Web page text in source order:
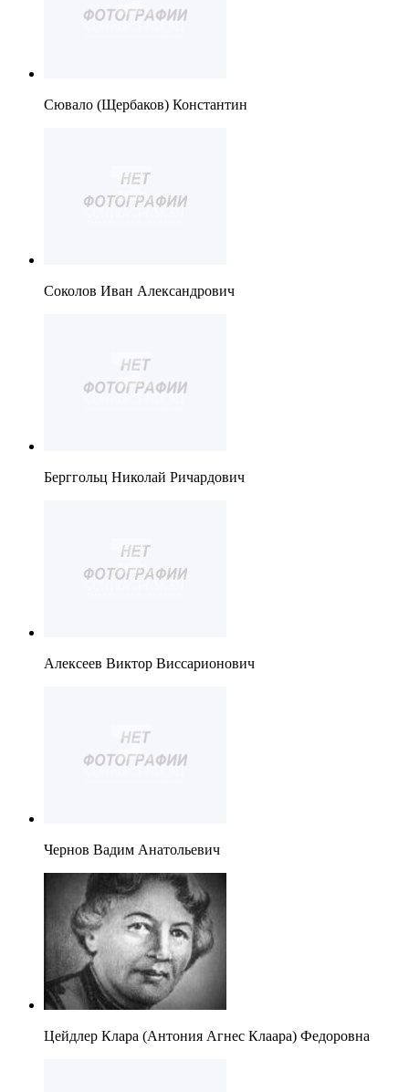
Сювало (Щербаков) Константин
Соколов Иван Александрович
Берггольц Николай Ричардович
Алексеев Виктор Виссарионович
Чернов Вадим Анатольевич
Цейдлер Клара (Антония Агнес Клаара) Федоровна